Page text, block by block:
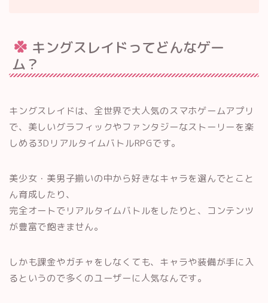
キングスレイドってどんなゲー
ム？
キングスレイドは、全世界で大人気のスマホゲームアプリ
で、美しいグラフィックやファンタジーなストーリーを楽
しめる3DリアルタイムバトルRPGです。
美少女・美男子揃いの中から好きなキャラを選んでとこと
ん育成したり、
完全オートでリアルタイムバトルをしたりと、コンテンツ
が豊富で飽きません。
しかも課金やガチャをしなくても、キャラや装備が手に入
るというので多くのユーザーに人気なんです。